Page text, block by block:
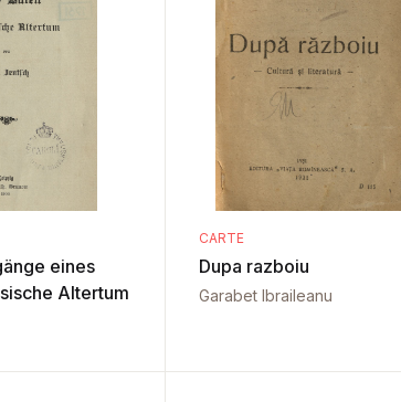
eines
Altertum
CARTE
Dupa razboiu
Garabet Ibraileanu